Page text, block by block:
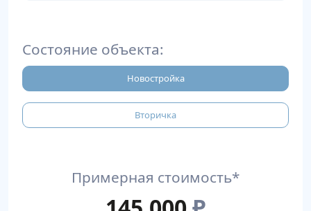
Состояние объекта:
Новостройка
Вторичка
Примерная стоимость*